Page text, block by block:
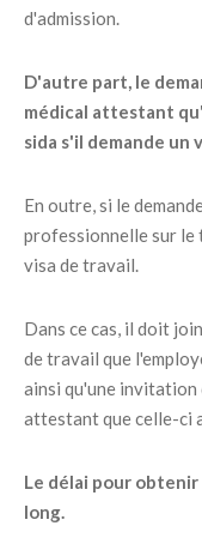
d'admission.
D'autre part, le
médical attestant
sida s'il demande un
En outre, si le
professionnelle sur le
visa de travail.
Dans ce cas, il doit
de travail que
ainsi qu'une
attestant que celle-ci
Le délai pour
long.